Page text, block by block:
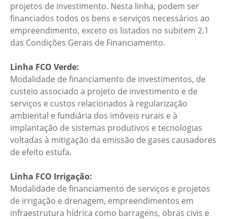
projetos de investimento. Nesta linha, podem ser
financiados todos os bens e serviços necessários ao
empreendimento, exceto os listados no subitem 2.1
das Condições Gerais de Financiamento.
Linha FCO Verde:
Modalidade de financiamento de investimentos, de
custeio associado a projeto de investimento e de
serviços e custos relacionados à regularização
ambiental e fundiária dos imóveis rurais e à
implantação de sistemas produtivos e tecnologias
voltadas à mitigação da emissão de gases causadores
de efeito estufa.
Linha FCO Irrigação:
Modalidade de financiamento de serviços e projetos
de irrigação e drenagem, empreendimentos em
infraestrutura hídrica como barragens, obras civis e